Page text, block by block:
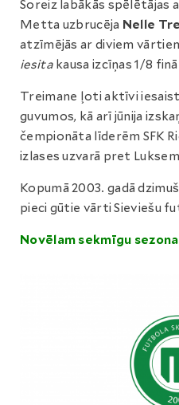
Šoreiz labākās spēlētājas
Metta uzbrucēja Nelle
atzīmējās ar diviem
iesita kausa izcīņas 1/8
Treimane ļoti aktīvi
guvumos, kā arī jūnija
čempionāta līderēm SFK
izlases uzvarā pret
Kopumā 2003. gadā
pieci gūtie vārti Sieviešu
Novēlam sekmīgu